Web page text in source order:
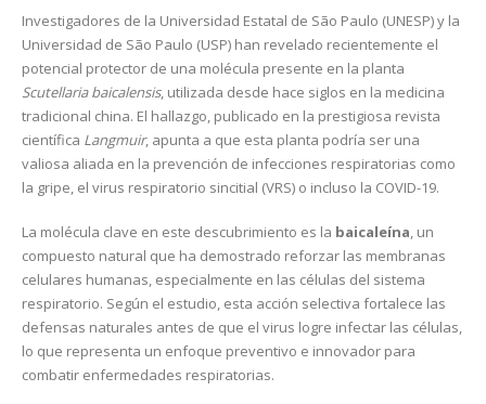
Investigadores de la Universidad Estatal de São Paulo (UNESP) y la
Universidad de São Paulo (USP) han revelado recientemente el
potencial protector de una molécula presente en la planta
Scutellaria baicalensis, utilizada desde hace siglos en la medicina
tradicional china. El hallazgo, publicado en la prestigiosa revista
científica Langmuir, apunta a que esta planta podría ser una
valiosa aliada en la prevención de infecciones respiratorias como
la gripe, el virus respiratorio sincitial (VRS) o incluso la COVID-19.
La molécula clave en este descubrimiento es la baicaleína, un
compuesto natural que ha demostrado reforzar las membranas
celulares humanas, especialmente en las células del sistema
respiratorio. Según el estudio, esta acción selectiva fortalece las
defensas naturales antes de que el virus logre infectar las células,
lo que representa un enfoque preventivo e innovador para
combatir enfermedades respiratorias.